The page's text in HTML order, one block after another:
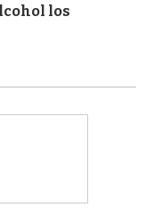
los